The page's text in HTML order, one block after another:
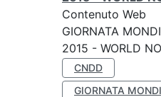
Contenuto Web
GIORNATA
2015 - WORLD
CNDD
GIORNATA